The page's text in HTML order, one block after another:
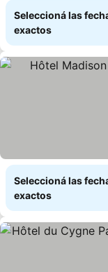
Seleccioná las
exactos
Seleccioná las
exactos